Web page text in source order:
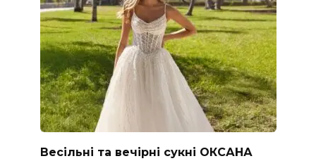
Весільні та вечірні сукні ОКСАНА